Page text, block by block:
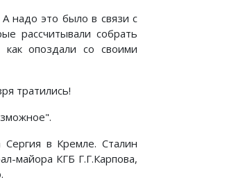
надо это было в связи с
рассчитывали собрать
опоздали со своими
тратились!
в Кремле. Сталин
майора КГБ Г.Г.Карпова,